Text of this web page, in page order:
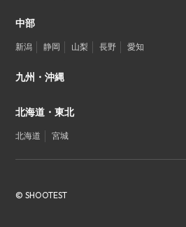
中部
新潟 静岡 山梨 長野 愛知
九州・沖縄
北海道・東北
北海道 宮城
© SHOOTEST